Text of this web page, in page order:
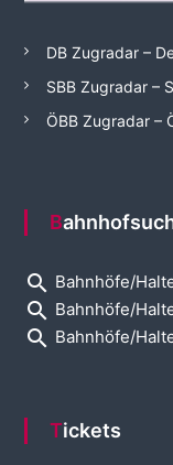
DB Zugradar –
SBB Zugradar –
ÖBB Zugradar –
search Bahnhöfe/
search Bahnhöfe/
search Bahnhöfe/
Tickets